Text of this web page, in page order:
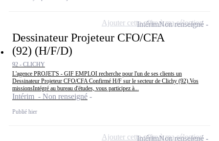
Dessinateur Projeteur CFO/CFA
(92) (H/F/D)
92 - CLICHY
L'agence PROJET'S - GIF EMPLOI recherche pour l'un de ses clients un
Dessinateur Projeteur CFO/CFA Confirmé H/F sur le secteur de Clichy (92).Vos
missionsIntégré au bureau d'études, vous participez à...
Intérim - Non renseigné
Publié hier
IntérimNon renseigné
Ajouter cette offre à ma sélection
IntérimNon renseigné
Ajouter cette offre à ma sélection